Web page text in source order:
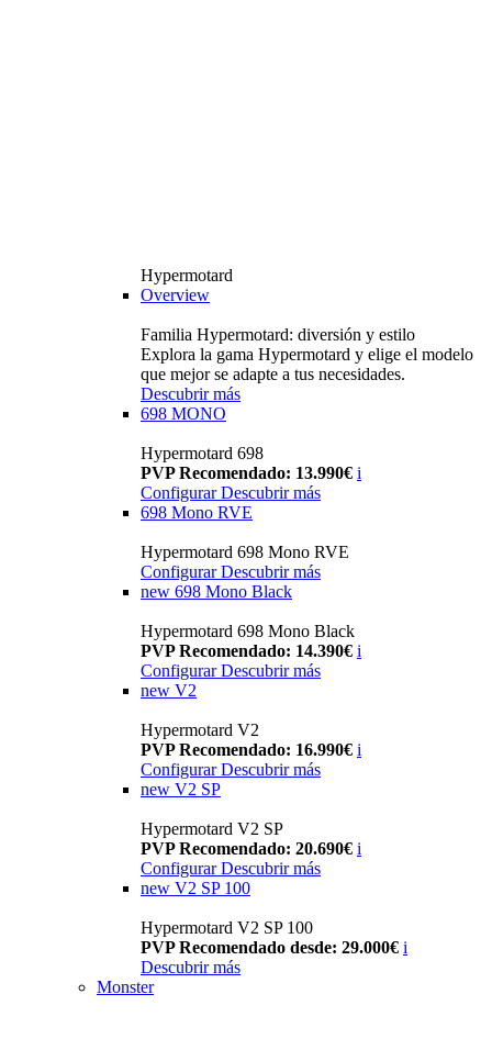
Hypermotard
Overview
Familia Hypermotard: diversión y estilo
Explora la gama Hypermotard y elige el modelo
que mejor se adapte a tus necesidades.
Descubrir más
698 MONO
Hypermotard 698
PVP Recomendado: 13.990€ i
ConfigurarDescubrir más
698 Mono RVE
Hypermotard 698 Mono RVE
Configurar Descubrir más
new 698 Mono Black
Hypermotard 698 Mono Black
PVP Recomendado: 14.390€ i
Configurar Descubrir más
new V2
Hypermotard V2
PVP Recomendado: 16.990€ i
Configurar Descubrir más
new V2 SP
Hypermotard V2 SP
PVP Recomendado: 20.690€ i
Configurar Descubrir más
new V2 SP 100
Hypermotard V2 SP 100
PVP Recomendado desde: 29.000€ i
Descubrir más
Monster